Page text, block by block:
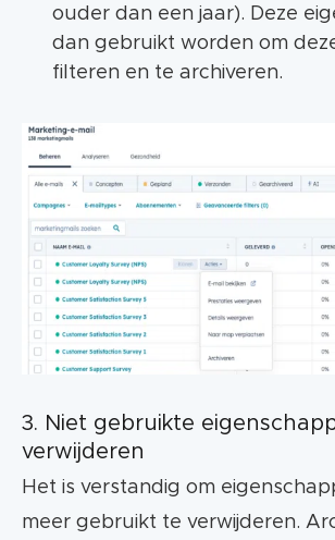
ouder dan een jaar). Deze
dan gebruikt worden om
filteren en te archiveren.
3. Niet gebruikte
verwijderen
Het is verstandig om
meer gebruikt te verwijderen.